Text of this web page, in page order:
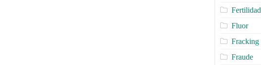
Fertilidad
Fluor
Fracking
Fraude